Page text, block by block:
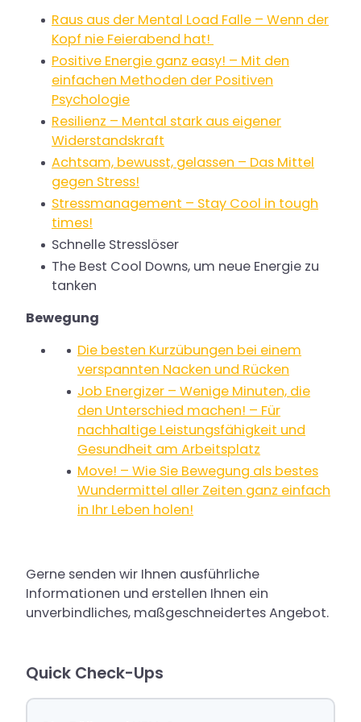
Raus aus der Mental Load Falle – Wenn der
Kopf nie Feierabend hat!
Positive Energie ganz easy! – Mit den
einfachen Methoden der Positiven
Psychologie
Resilienz – Mental stark aus eigener
Widerstandskraft
Achtsam, bewusst, gelassen – Das Mittel
gegen Stress!
Stressmanagement – Stay Cool in tough
times!
Schnelle Stresslöser
The Best Cool Downs, um neue Energie zu
tanken
Bewegung
Die besten Kurzübungen bei einem
verspannten Nacken und Rücken
Job Energizer – Wenige Minuten, die
den Unterschied machen! – Für
nachhaltige Leistungsfähigkeit und
Gesundheit am Arbeitsplatz
Move! – Wie Sie Bewegung als bestes
Wundermittel aller Zeiten ganz einfach
in Ihr Leben holen!
Gerne senden wir Ihnen ausführliche
Informationen und erstellen Ihnen ein
unverbindliches, maßgeschneidertes Angebot.
Quick Check-Ups